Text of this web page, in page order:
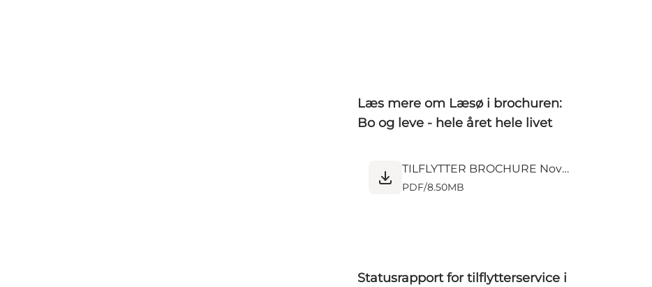
Læs mere om Læsø i brochuren:
Bo og leve - hele året hele livet
TILFLYTTER BROCHURE November 2023.pdf
PDF/8.50MB
Statusrapport for tilflytterservice i